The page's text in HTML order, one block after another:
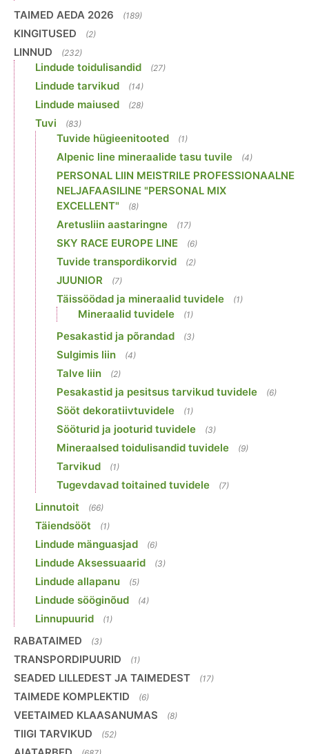
TAIMED AEDA 2026 (189)
KINGITUSED (2)
LINNUD (232)
Lindude toidulisandid (27)
Lindude tarvikud (14)
Lindude maiused (28)
Tuvi (83)
Tuvide hügieenitooted (1)
Alpenic line mineraalide tasu tuvile (4)
PERSONAL LIIN MEISTRILE PROFESSIONAALNE
NELJAFAASILINE "PERSONAL MIX
EXCELLENT"
(8)
Aretusliin aastaringne (17)
SKY RACE EUROPE LINE (6)
Tuvide transpordikorvid (2)
JUUNIOR (7)
Täissöödad ja mineraalid tuvidele (1)
Mineraalid tuvidele (1)
Pesakastid ja põrandad (3)
Sulgimis liin (4)
Talve liin (2)
Pesakastid ja pesitsus tarvikud tuvidele (6)
Sööt dekoratiivtuvidele (1)
Sööturid ja jooturid tuvidele (3)
Mineraalsed toidulisandid tuvidele (9)
Tarvikud (1)
Tugevdavad toitained tuvidele (7)
Linnutoit (66)
Täiendsööt (1)
Lindude mänguasjad (6)
Lindude Aksessuaarid (3)
Lindude allapanu (5)
Lindude sööginõud (4)
Linnupuurid (1)
RABATAIMED (3)
TRANSPORDIPUURID (1)
SEADED LILLEDEST JA TAIMEDEST (17)
TAIMEDE KOMPLEKTID (6)
VEETAIMED KLAASANUMAS (8)
TIIGI TARVIKUD (52)